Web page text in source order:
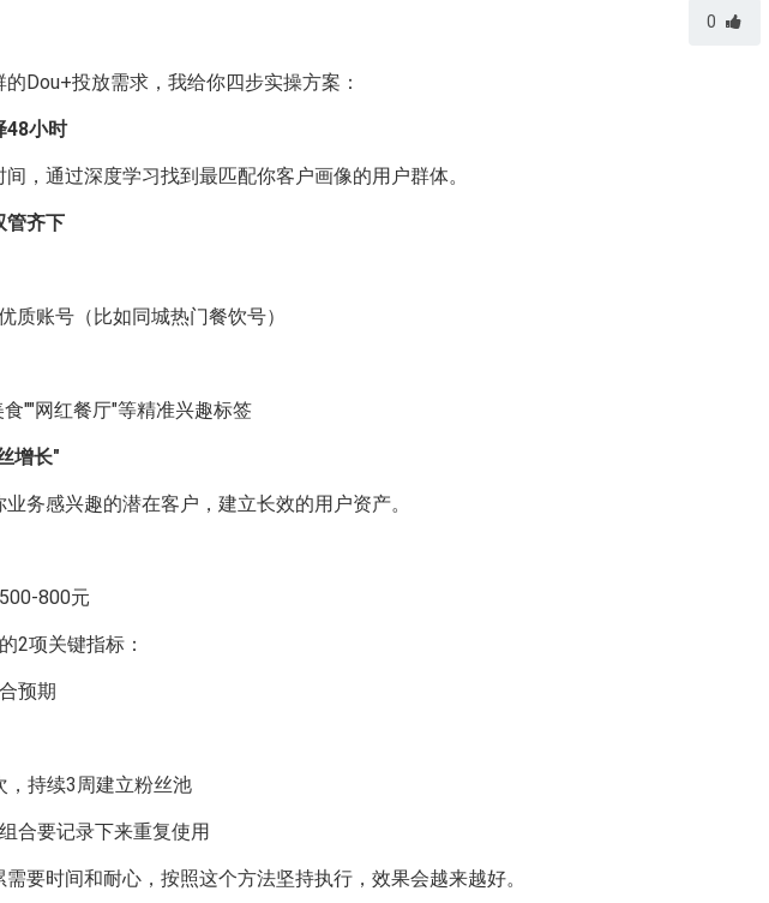
0
Dou+投放需求，我给你四步实操方案：
48小时
，通过深度学习找到最匹配你客户画像的用户群体。
管齐下
质账号（比如同城热门餐饮号）
""网红餐厅"等精准兴趣标签
增长"
务感兴趣的潜在客户，建立长效的用户资产。
800元
2项关键指标：
预期
持续3周建立粉丝池
合要记录下来重复使用
要时间和耐心，按照这个方法坚持执行，效果会越来越好。